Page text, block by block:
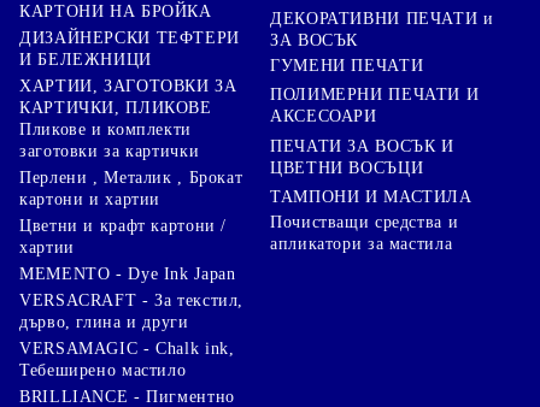
КАРТОНИ НА БРОЙКА
ДИЗАЙНЕРСКИ ТЕФТЕРИ
И БЕЛЕЖНИЦИ
ХАРТИИ, ЗАГОТОВКИ ЗА
КАРТИЧКИ, ПЛИКОВЕ
Пликове и комплекти
заготовки за картички
Перлени , Металик , Брокат
картони и хартии
Цветни и крафт картони /
хартии
ДЕКОРАТИВНИ ПЕЧАТИ и
ЗА ВОСЪК
ГУМЕНИ ПЕЧАТИ
ПОЛИМЕРНИ ПЕЧАТИ И
АКСЕСОАРИ
ПЕЧАТИ ЗА ВОСЪК И
ЦВЕТНИ ВОСЪЦИ
ТАМПОНИ И МАСТИЛА
Почистващи средства и
апликатори за мастила
MEMENTO - Dye Ink Japan
VERSACRAFT - За текстил,
дърво, глина и други
VERSAMAGIC - Chalk ink,
Тебеширено мастило
BRILLIANCE - Пигментно